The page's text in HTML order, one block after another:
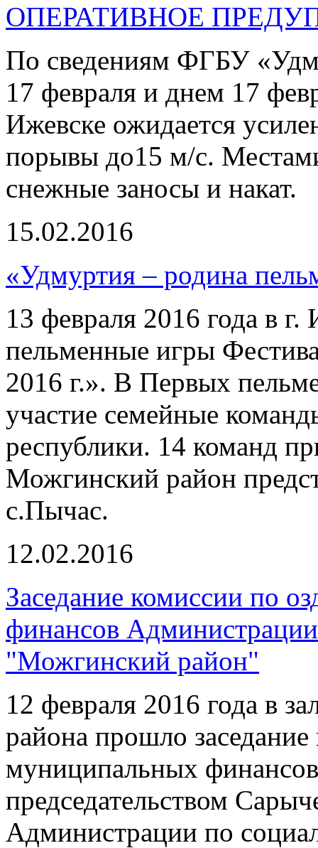
ОПЕРАТИВНОЕ
По сведениям ФГБУ
17 февраля и днем 17
Ижевске ожидается
порывы до15 м/с.
снежные заносы и накат.
15.02.2016
«Удмуртия – родина
13 февраля 2016 года в
пельменные игры
2016 г.». В Первых
участие семейные
республики. 14 команд
Можгинский район
с.Пычас.
12.02.2016
Заседание комиссии по
финансов
"Можгинский район"
12 февраля 2016 года в
района прошло
муниципальных
председательством
Администрации по